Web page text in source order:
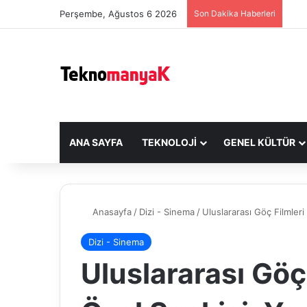
Perşembe, Ağustos 6 2026 Son Dakika Haberleri
ANA SAYFA TEKNOLOJI GENEL KÜLTÜR
Anasayfa / Dizi - Sinema / Uluslararası Göç
Dizi - Sinema
Uluslararası